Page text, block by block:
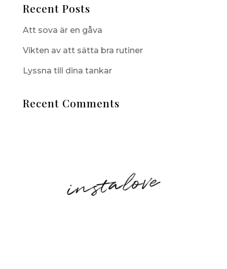
Recent Posts
Att sova är en gåva
Vikten av att sätta bra rutiner
Lyssna till dina tankar
Recent Comments
instalove